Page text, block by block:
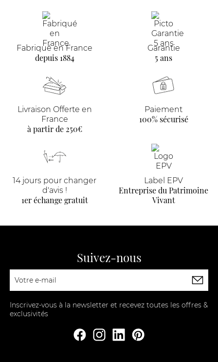
Fabriqué en France
depuis 1884
Garantie
5 ans
Livraison Offerte en
France
à partir de 250€
Paiement
100% sécurisé
14 jours pour changer
d'avis !
1er échange gratuit
Label EPV
Entreprise du Patrimoine
Vivant
Suivez-nous
Inscrivez-vous à la newsletter et recevez toutes les offres &
exclusivités